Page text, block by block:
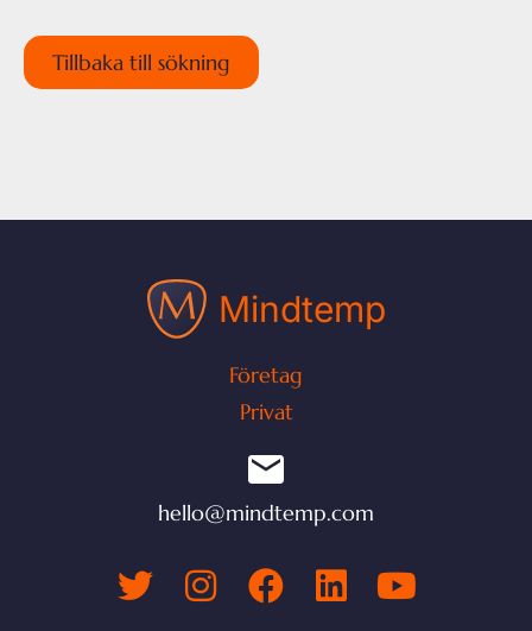
Tillbaka till sökning
Mindtemp
Företag
Privat
hello@mindtemp.com